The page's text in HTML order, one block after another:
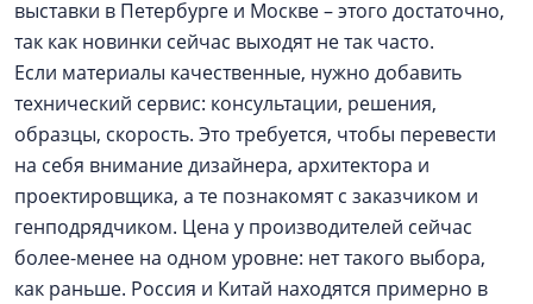
выставки в Петербурге и Москве – этого достаточно,
так как новинки сейчас выходят не так часто.
Если материалы качественные, нужно добавить
технический сервис: консультации, решения,
образцы, скорость. Это требуется, чтобы перевести
на себя внимание дизайнера, архитектора и
проектировщика, а те познакомят с заказчиком и
генподрядчиком. Цена у производителей сейчас
более-менее на одном уровне: нет такого выбора,
как раньше. Россия и Китай находятся примерно в